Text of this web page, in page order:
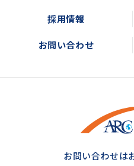
採用情報
お問い合わせ
お問い合わせは